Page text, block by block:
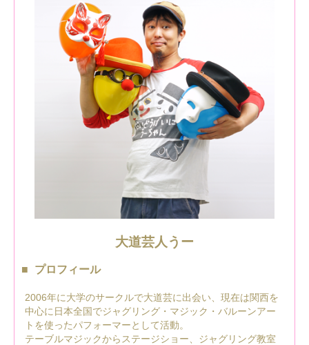
大道芸人うー
プロフィール
2006年に大学のサークルで大道芸に出会い、現在は関西を
中心に日本全国でジャグリング・マジック・バルーンアー
トを使ったパフォーマーとして活動。
テーブルマジックからステージショー、ジャグリング教室